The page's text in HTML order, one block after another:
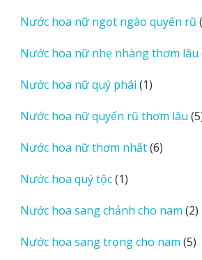
Nước hoa nữ ngọt ngào quyến rũ
Nước hoa nữ nhẹ nhàng thơm lâu
Nước hoa nữ quý phái 11
phẩm
Nước hoa nữ quyến rũ thơm lâu 5
Nước hoa nữ thơm nhất 66
Nước hoa quý tộc 11
phẩm
Nước hoa sang chảnh cho nam 22
Nước hoa sang trọng cho nam 55